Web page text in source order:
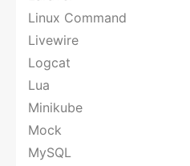
Linux Command
Livewire
Logcat
Lua
Minikube
Mock
MySQL